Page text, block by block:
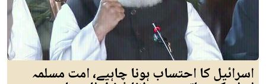
اسرائیل کا احتساب ہونا چاہیے، امت مسلمہ